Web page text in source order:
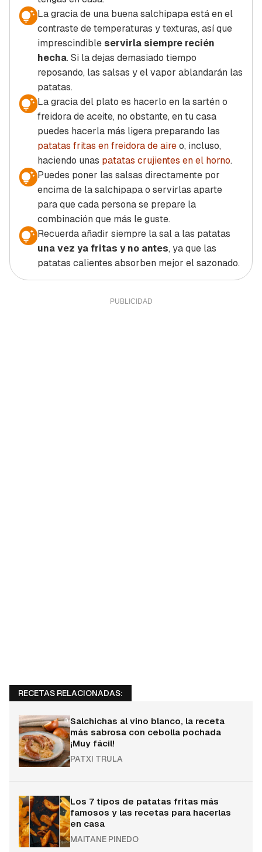
La gracia de una buena salchipapa está en el
contraste de temperaturas y texturas, así que
imprescindible servirla siempre recién
hecha. Si la dejas demasiado tiempo
reposando, las salsas y el vapor ablandarán las
patatas.
La gracia del plato es hacerlo en la sartén o
freidora de aceite, no obstante, en tu casa
puedes hacerla más ligera preparando las
patatas fritas en freidora de aireo, incluso,
haciendo unas patatas crujientes en el horno.
Puedes poner las salsas directamente por
encima de la salchipapa o servirlas aparte
para que cada persona se prepare la
combinación que más le guste.
Recuerda añadir siempre la sal a las patatas
una vez ya fritas y no antes, ya que las
patatas calientes absorben mejor el sazonado.
RECETAS RELACIONADAS:
Salchichas al vino blanco, la receta
más sabrosa con cebolla pochada
¡Muy fácil!
PATXI TRULA
Los 7 tipos de patatas fritas más
famosos y las recetas para hacerlas
en casa
MAITANE PINEDO